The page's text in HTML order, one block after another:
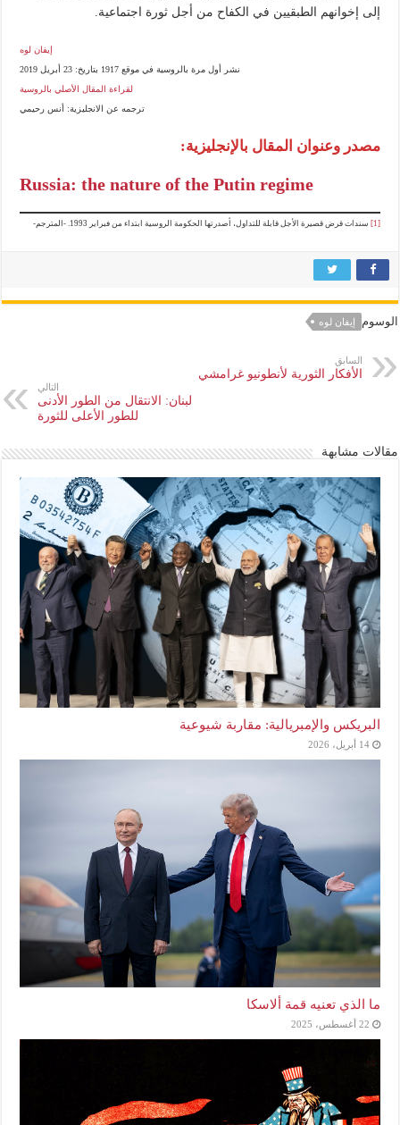
إلى إخوانهم الطبقيين في الكفاح من أجل ثورة اجتماعية.
إيفان لوه
نشر أول مرة بالروسية في موقع 1917 بتاريخ: 23 أبريل 2019
لقراءة المقال الأصلي بالروسية
ترجمه عن الانجليزية: أنس رحيمي
مصدر وعنوان المقال بالإنجليزية:
Russia: the nature of the Putin regime
[1] سندات قرض قصيرة الأجل قابلة للتداول، أصدرتها الحكومة الروسية ابتداء من فبراير 1993. -المترجم-
الوسوم إيفان لوه
السابق
الأفكار الثورية لأنطونيو غرامشي
التالي
لبنان: الانتقال من الطور الأدنى
للطور الأعلى للثورة
مقالات مشابهة
البريكس والإمبريالية: مقاربة شيوعية
14 أبريل، 2026
ما الذي تعنيه قمة ألاسكا
22 أغسطس، 2025